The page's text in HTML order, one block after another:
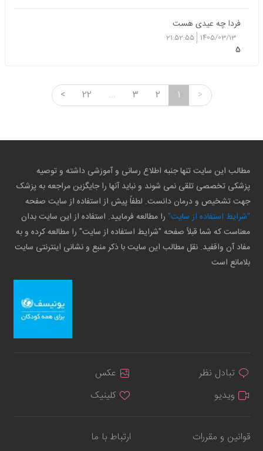
فردا چه عیدی هست
1405/03/13
21:52:55
5
>
1
2
3
...
22
<
مطالب این سایت تنها جنبه اطلاع رسانی و آموزشی داشته و توصیه
پزشکی تخصصی تلقی نمی شوند و نباید آنها را جایگزین مراجعه به پزشک
جهت تشخیص و درمان دانست. لطفاً پیش از استفاده از سایت صفحه
"شرایط استفاده از سایت" را مطالعه فرمایید. استفاده از این سایت بدان
معناست که شما قبلاً صفحه "شرایط استفاده از سایت" را مطالعه کرده و به
مفاد آن واقفید. نقل مطالب این سایت با ذکر منبع و نشانی اینترنتی سایت
بلامانع است
تبادل نظر
عکس
ویدیو
کلینیک
قوانین و مقررات ارتباط با ما